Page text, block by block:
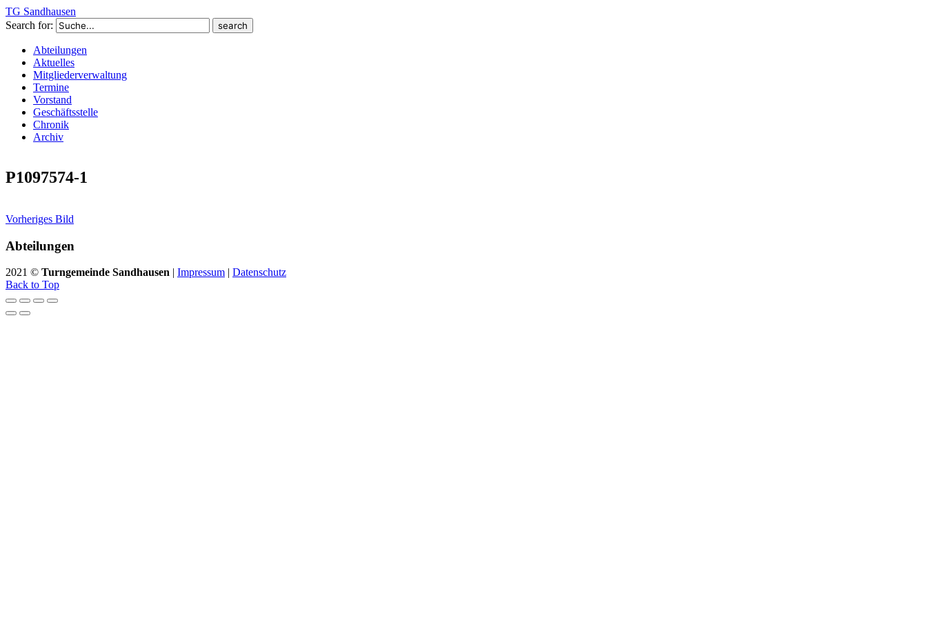
TG Sandhausen
Search for:
Abteilungen
Aktuelles
Mitgliederverwaltung
Termine
Vorstand
Geschäftsstelle
Chronik
Archiv
P1097574-1
Vorheriges Bild
Abteilungen
2021 © Turngemeinde Sandhausen | Impressum | Datenschutz
Back to Top